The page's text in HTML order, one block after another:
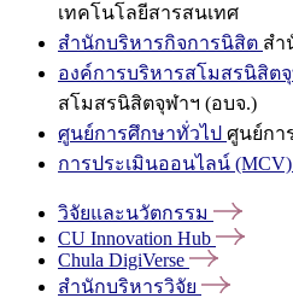
เทคโนโลยีสารสนเทศ
สำนักบริหารกิจการนิสิต สำ
องค์การบริหารสโมสรนิสิต
สโมสรนิสิตจุฬาฯ (อบจ.)
ศูนย์การศึกษาทั่วไป ศูนย์กา
การประเมินออนไลน์ (MCV)
วิจัยและนวัตกรรม
CU Innovation Hub
Chula DigiVerse
สำนักบริหารวิจัย